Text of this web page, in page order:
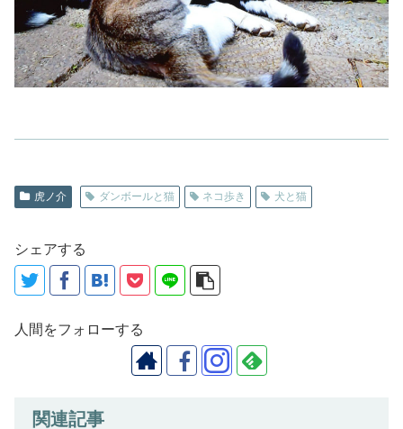
虎ノ介 ダンボールと猫 ネコ歩き 犬と猫
シェアする
人間をフォローする
関連記事